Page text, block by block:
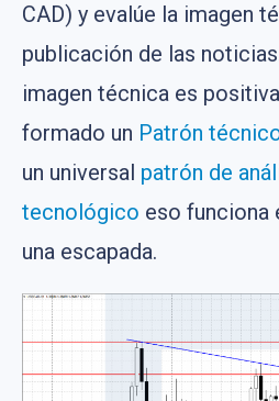
CAD) y evalúe la imagen
publicación de las
imagen técnica es
formado un Patrón
un universal patrón de
tecnológico eso funciona
una escapada.